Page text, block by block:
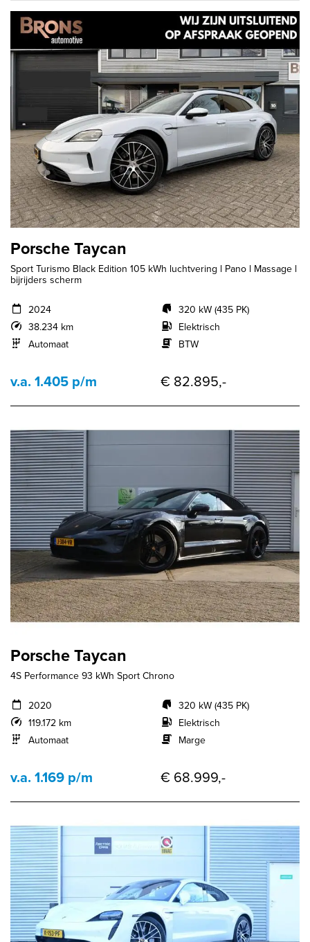
Porsche Taycan
Sport Turismo Black Edition 105 kWh luchtvering l Pano l Massage l
bijrijders scherm
2024
38.234 km
Automaat
320 kW (435 PK)
Elektrisch
BTW
v.a. 1.405 p/m € 82.895,-
Porsche Taycan
4S Performance 93 kWh Sport Chrono
2020
119.172 km
Automaat
320 kW (435 PK)
Elektrisch
Marge
v.a. 1.169 p/m € 68.999,-